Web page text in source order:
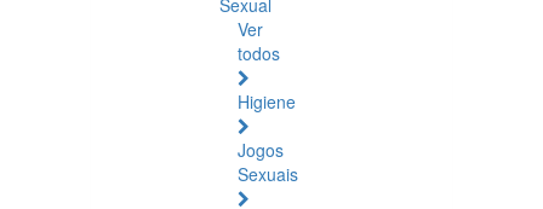
Sexual
Ver
todos
Higiene
Jogos
Sexuais